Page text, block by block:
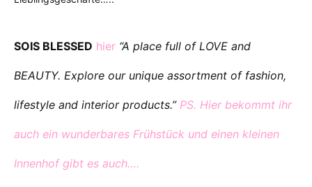
SOIS BLESSED hier “A place full of LOVE and
BEAUTY. Explore our unique assortment of fashion,
lifestyle and interior products.” PS. Hier bekommt ihr
auch ein wunderbares Frühstück und einen kleinen
Innenhof gibt es auch….